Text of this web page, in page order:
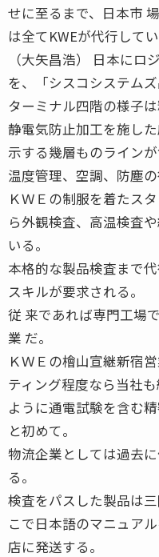
せに至るまで、日本市
は全てKWEが代行してい
（大矢昌浩） 日本にロ
を、「シスコシステム
ターミナル四階の様子
静電気防止加工を施し
示する幾層ものライン
温度管理、空調、防塵
ＫＷＥの制服を着たス
ら外観検査、高温検査
いる。
本格的な製品検査まで
スキルが要求される。
従 来であれば専門工場
業 だ。
ＫＷＥの檜山宣継新宿
ティング程度なら当社
ように通電試験を含む
と初めて。
物流企業としては過去
る。
検査をパスした製品は
こで日本語のマニュア
店に発送する。